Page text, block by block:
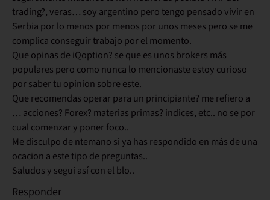
trading?, veras… soy argentino pero tengo pensado vivir en
Serbia por lo menos por menos por unos meses pero se me
complica conseguir trabajo por el momento.
Que opinas de iQoption? se que es unos brokers más
populares pero como nunca lo mencionaste estoy curioso
por saber tu opinion sobre este.
Que recomendas operar para un principiante? me refiero a
… acciones? Forex? materias primas? indices, etc.. no se por
cual comenzar y poner foco..
Me disculpo de ntemano si ya has respondido en más de una
ocacion a este tipo de preguntas..
Saludos y segui así con el blo..
Responder